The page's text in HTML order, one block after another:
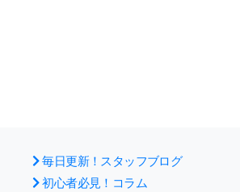
毎日更新！スタッフブログ
初心者必見！コラム